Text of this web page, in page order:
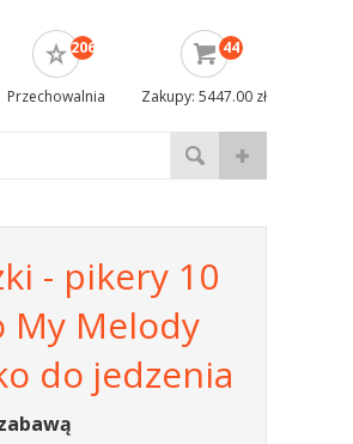
206
Przechowalnia
44
Zakupy: 5447.00 zł
- pikery 10
My Melody
do jedzenia